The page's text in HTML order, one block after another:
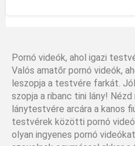
Pornó videók, ahol igazi
Valós amatőr pornó videók,
leszopja a testvére farkát.
szopja a ribanc tini lány!
lánytestvére arcára a kanos
testvérek közötti pornó
olyan ingyenes pornó